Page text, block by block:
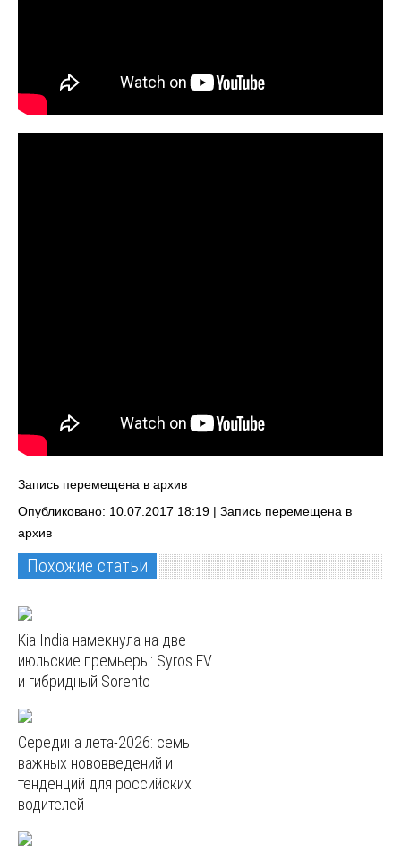
Запись перемещена в архив
Опубликовано: 10.07.2017 18:19 | Запись перемещена в
архив
Похожие статьи
Kia India намекнула на две
июльские премьеры: Syros EV
и гибридный Sorento
Середина лета-2026: семь
важных нововведений и
тенденций для российских
водителей